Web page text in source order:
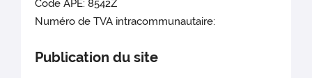
Code APE: 8542Z
Numéro de TVA intracommunautaire:
Publication du site